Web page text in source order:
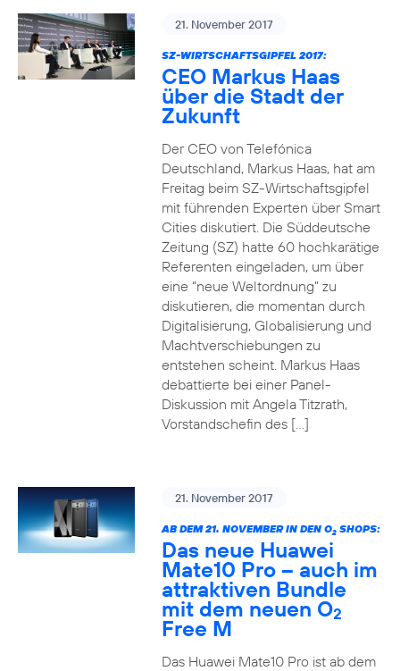
21. November 2017
SZ-WIRTSCHAFTSGIPFEL 2017:
CEO Markus Haas
über die Stadt der
Zukunft
Der CEO von Telefónica
Deutschland, Markus Haas, hat am
Freitag beim SZ-Wirtschaftsgipfel
mit führenden Experten über Smart
Cities diskutiert. Die Süddeutsche
Zeitung (SZ) hatte 60 hochkarätige
Referenten eingeladen, um über
eine “neue Weltordnung” zu
diskutieren, die momentan durch
Digitalisierung, Globalisierung und
Machtverschiebungen zu
entstehen scheint. Markus Haas
debattierte bei einer Panel-
Diskussion mit Angela Titzrath,
Vorstandschefin des […]
21. November 2017
AB DEM 21. NOVEMBER IN DEN O2SHOPS:
Das neue Huawei
Mate10 Pro – auch im
attraktiven Bundle
mit dem neuen O2
Free M
Das Huawei Mate10 Pro ist ab dem